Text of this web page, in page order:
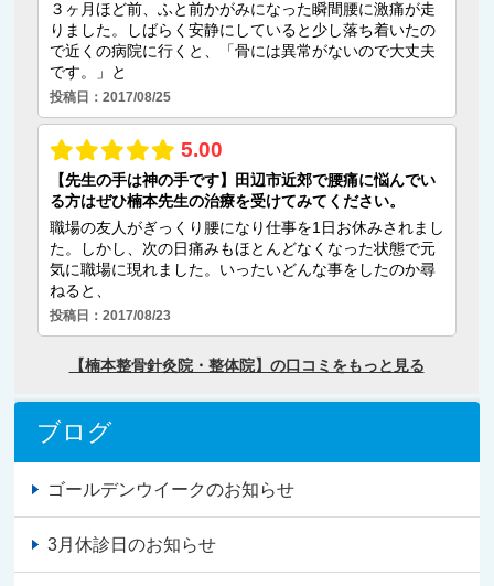
ブログ
ゴールデンウイークのお知らせ
3月休診日のお知らせ